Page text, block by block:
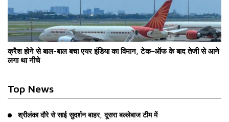
क्रैश होने से बाल-बाल बचा एयर इंडिया का विमान, टेक-ऑफ के बाद तेजी से आने
लगा था नीचे
Top News
श्रीलंका दौरे से साई सुदर्शन बाहर, दूसरा बल्लेबाज टीम में